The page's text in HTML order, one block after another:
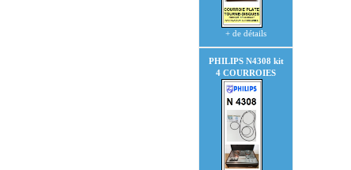
+ de détails
PHILIPS N4308 kit
4 COURROIES